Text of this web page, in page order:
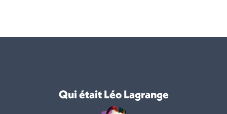
Qui était Léo Lagrange